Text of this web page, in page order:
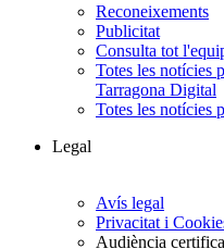
Reconeixements
Publicitat
Consulta tot
Totes les notícies
Tarragona Digital
Totes les notícies
Legal
Avís legal
Privacitat i
Audiència